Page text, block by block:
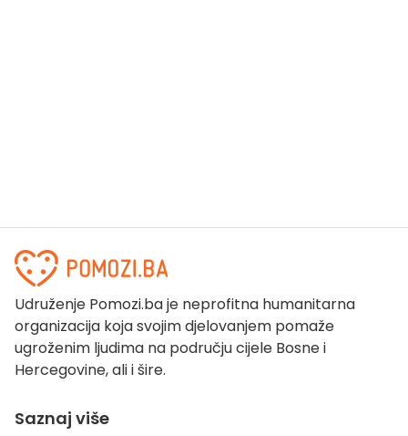
Udruženje Pomozi.ba je neprofitna humanitarna
organizacija koja svojim djelovanjem pomaže
ugroženim ljudima na području cijele Bosne i
Hercegovine, ali i šire.
Saznaj više